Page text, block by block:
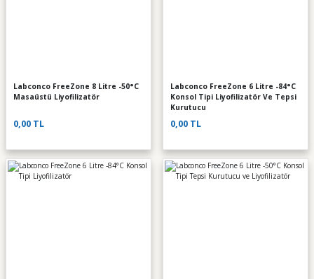
Labconco FreeZone 8 Litre -50°C
Masaüstü Liyofilizatör
0,00 TL
Labconco FreeZone 6 Litre -84°C
Konsol Tipi Liyofilizatör Ve Tepsi
Kurutucu
0,00 TL